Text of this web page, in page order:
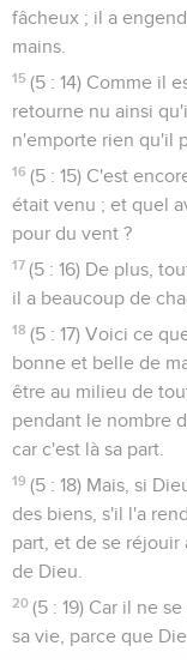
fâcheux ; il a
mains.
15 (5 : 14) Comme il
retourne nu ainsi
n'emporte rien qu'il
16 (5 : 15) C'est
était venu ; et quel
pour du vent ?
17 (5 : 16) De plus,
il a beaucoup de
18 (5 : 17) Voici ce
bonne et belle de
être au milieu de
pendant le nombre
car c'est là sa part.
19 (5 : 18) Mais, si
des biens, s'il l'a
part, et de se réjouir
de Dieu.
20 (5 : 19) Car il ne
sa vie, parce que